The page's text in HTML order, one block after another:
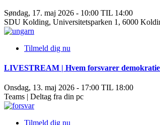
Søndag, 17. maj 2026 - 10:00 TIL 14:00
SDU Kolding, Universitetsparken 1, 6000
Tilmeld dig nu
LIVESTREAM | Hvem forsvarer
Onsdag, 13. maj 2026 - 17:00 TIL 18:00
Teams | Deltag fra din pc
Tilmeld dig nu